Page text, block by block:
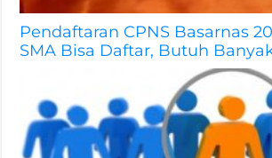
Pendaftaran CPNS Basarnas
SMA Bisa Daftar, Butuh